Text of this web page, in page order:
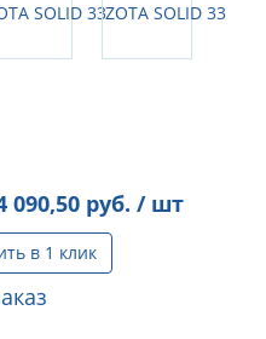
090,50 руб. / шт
в 1 клик